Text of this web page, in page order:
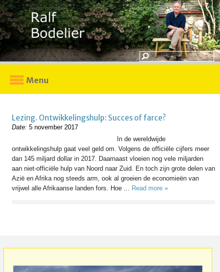
Menu
Lezing. Ontwikkelingshulp: Succes of farce?
Date: 5 november 2017
In de wereldwijde
ontwikkelingshulp gaat veel geld om. Volgens de officiële cijfers meer
dan 145 miljard dollar in 2017. Daarnaast vloeien nog vele miljarden
aan niet-officiële hulp van Noord naar Zuid. En toch zijn grote delen van
Azië en Afrika nog steeds arm, ook al groeien de economieën van
vrijwel alle Afrikaanse landen fors. Hoe ... Read more »